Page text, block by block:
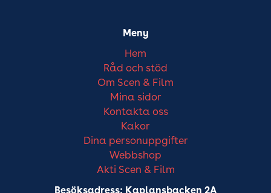
Meny
Hem
Råd och stöd
Om Scen & Film
Mina sidor
Kontakta oss
Kakor
Dina personuppgifter
Webbshop
Akti Scen & Film